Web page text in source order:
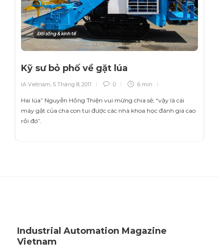
Đời sống & kinh tế
Kỹ sư bỏ phố về gặt lúa
IA Vietnam 5 Tháng 8, 2011 0 6 min
Hai lúa” Nguyễn Hồng Thiện vui mừng chia sẻ; “vậy là cái
máy gặt của cha con tui được các nhà khoa học đánh giá cao
rồi đó”.
Industrial Automation Magazine
Vietnam